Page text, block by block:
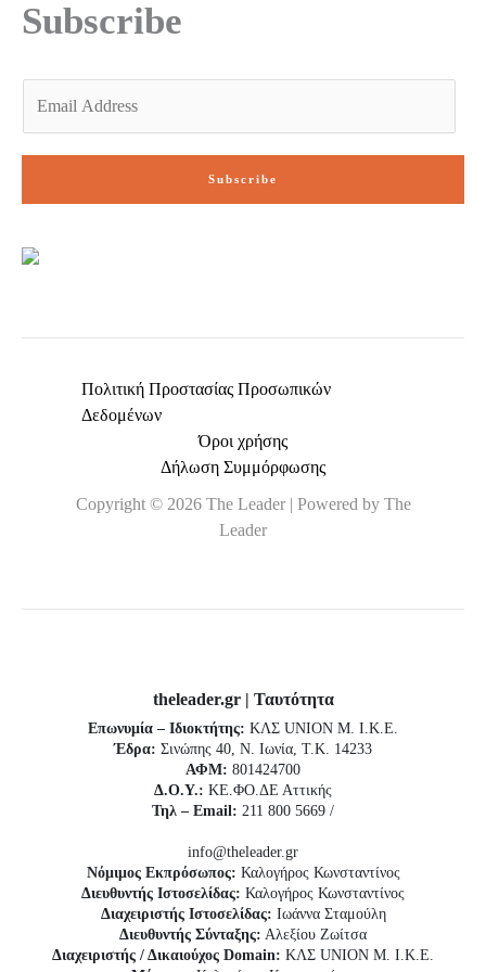
Subscribe
Subscribe
Πολιτική Προστασίας Προσωπικών
Δεδομένων
Όροι χρήσης
Δήλωση Συμμόρφωσης
Copyright © 2026 The Leader | Powered by The
Leader
theleader.gr | Ταυτότητα
Επωνυμία – Ιδιοκτήτης: ΚΛΣ UNION Μ. Ι.Κ.Ε.
Έδρα: Σινώπης 40, Ν. Ιωνία, Τ.Κ. 14233
ΑΦΜ: 801424700
Δ.Ο.Υ.: ΚΕ.ΦΟ.ΔΕ Αττικής
Τηλ – Email: 211 800 5669 /
info@theleader.gr
Νόμιμος Εκπρόσωπος: Καλογήρος Κωνσταντίνος
Διευθυντής Ιστοσελίδας: Καλογήρος Κωνσταντίνος
Διαχειριστής Ιστοσελίδας: Ιωάννα Σταμούλη
Διευθυντής Σύνταξης: Αλεξίου Ζωίτσα
Διαχειριστής / Δικαιούχος Domain: ΚΛΣ UNION Μ. Ι.Κ.Ε.